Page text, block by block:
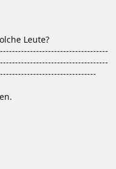
Leute?